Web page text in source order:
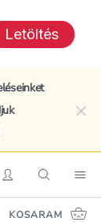
Letöltés
BelépésKeresés
KOSARAM